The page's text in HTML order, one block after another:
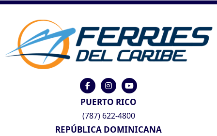
PUERTO RICO
(787) 622-4800
REPÚBLICA DOMINICANA